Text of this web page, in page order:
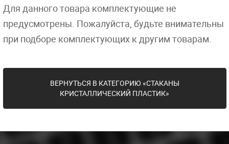
Для данного товара комплектующие не
предусмотрены. Пожалуйста, будьте внимательны
при подборе комплектующих к другим товарам.
ВЕРНУТЬСЯ В КАТЕГОРИЮ «СТАКАНЫ
КРИСТАЛЛИЧЕСКИЙ ПЛАСТИК»